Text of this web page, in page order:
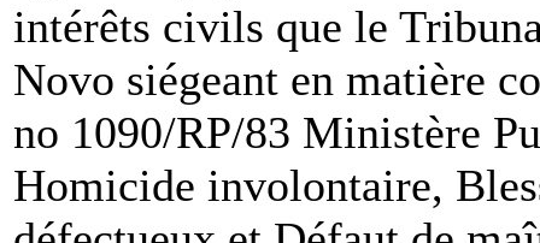
intérêts civils que le
Novo siégeant en matière
no 1090/RP/83 Ministère
Homicide involontaire,